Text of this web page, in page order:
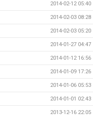
2014-02-12 05:40
2014-02-03 08:28
2014-02-03 05:20
2014-01-27 04:47
2014-01-12 16:56
2014-01-09 17:26
2014-01-06 05:53
2014-01-01 02:43
2013-12-16 22:05